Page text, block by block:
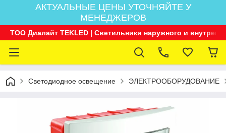
АКТУАЛЬНЫЕ ЦЕНЫ УТОЧНЯЙТЕ У
МЕНЕДЖЕРОВ
ТОО Диалайт TEKLED | Светильники наружного и
Светодиодное освещение ЭЛЕКТРООБОРУДОВАНИЕ